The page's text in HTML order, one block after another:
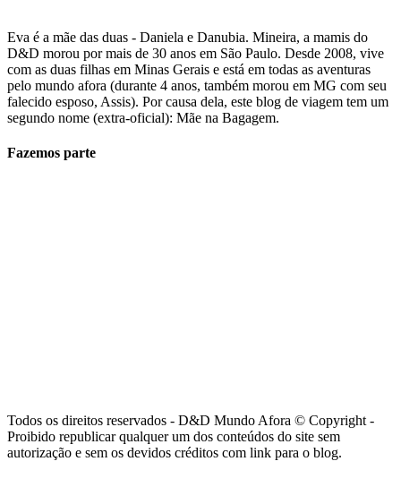
Eva é a mãe das duas - Daniela e Danubia. Mineira, a mamis do
D&D morou por mais de 30 anos em São Paulo. Desde 2008, vive
com as duas filhas em Minas Gerais e está em todas as aventuras
pelo mundo afora (durante 4 anos, também morou em MG com seu
falecido esposo, Assis). Por causa dela, este blog de viagem tem um
segundo nome (extra-oficial): Mãe na Bagagem.
Fazemos parte
Todos os direitos reservados - D&D Mundo Afora © Copyright -
Proibido republicar qualquer um dos conteúdos do site sem
autorização e sem os devidos créditos com link para o blog.